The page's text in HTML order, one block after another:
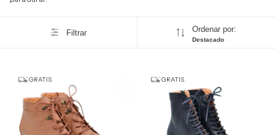
Filtrar Ordenar por:
Destacado
GRATIS GRATIS